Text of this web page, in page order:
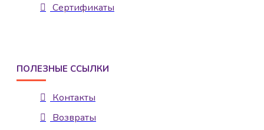
Сертификаты
ПОЛЕЗНЫЕ ССЫЛКИ
Контакты
Возвраты